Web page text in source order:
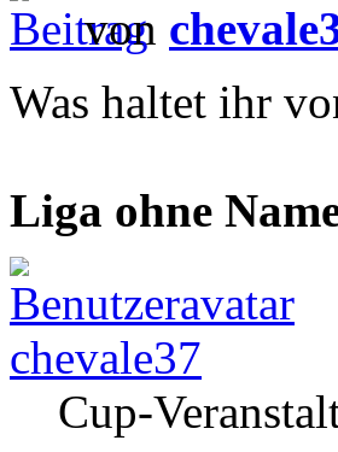
von
Was haltet ihr
Liga ohne
chevale37
Cup-